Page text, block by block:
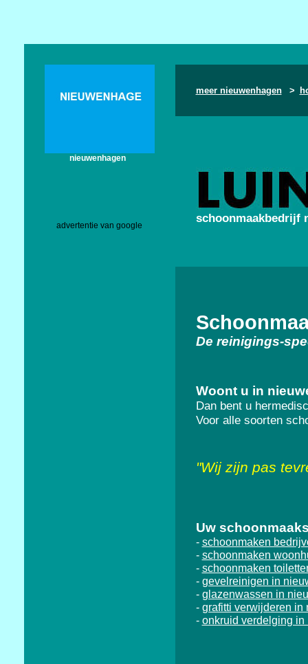
nieuwenhagen
advertentie van google
meer nieuwenhagen >
schoonmaakbedrijf
De reinigings-
Woont u in
Dan bent u
Voor alle soorten
"Wij zijn pas
Uw
- schoonmaken
- schoonmaken
- schoonmaken
- gevelreinigen in
- glazenwassen in
- grafitti verwijderen in
- onkruid verdelging